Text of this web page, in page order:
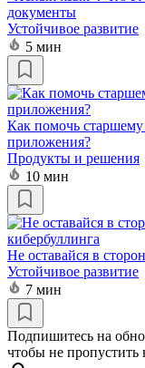
документы
Устойчивое развитие
5 мин
Как помочь
приложения?
Продукты и решения
10 мин
Не оставайся в
Устойчивое развитие
7 мин
Подпишитесь на
чтобы не